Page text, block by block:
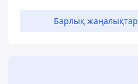
Барлық жаңалықтар